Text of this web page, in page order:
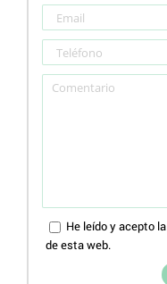
He leído y acepto la
de esta web.